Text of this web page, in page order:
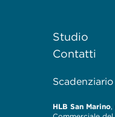
Studio
Contatti
Scadenziario
HLB San Marino,